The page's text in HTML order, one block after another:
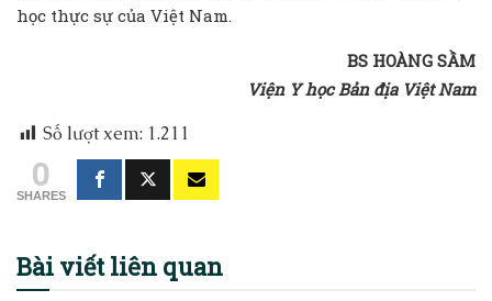
học thực sự của Việt Nam.
BS HOÀNG SẦM
Viện Y học Bản địa Việt Nam
Số lượt xem: 1.211
0
SHARES
Bài viếtliên quan